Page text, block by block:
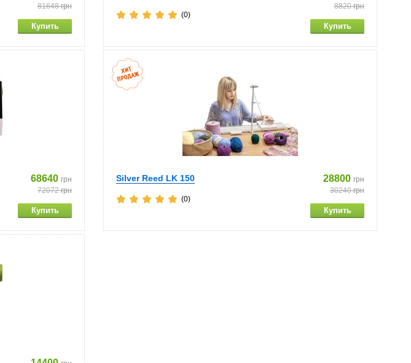
81648грн
8820грн
(0)
68640 грн
72072грн
Silver Reed LK 150 28800 грн
30240грн
(0)